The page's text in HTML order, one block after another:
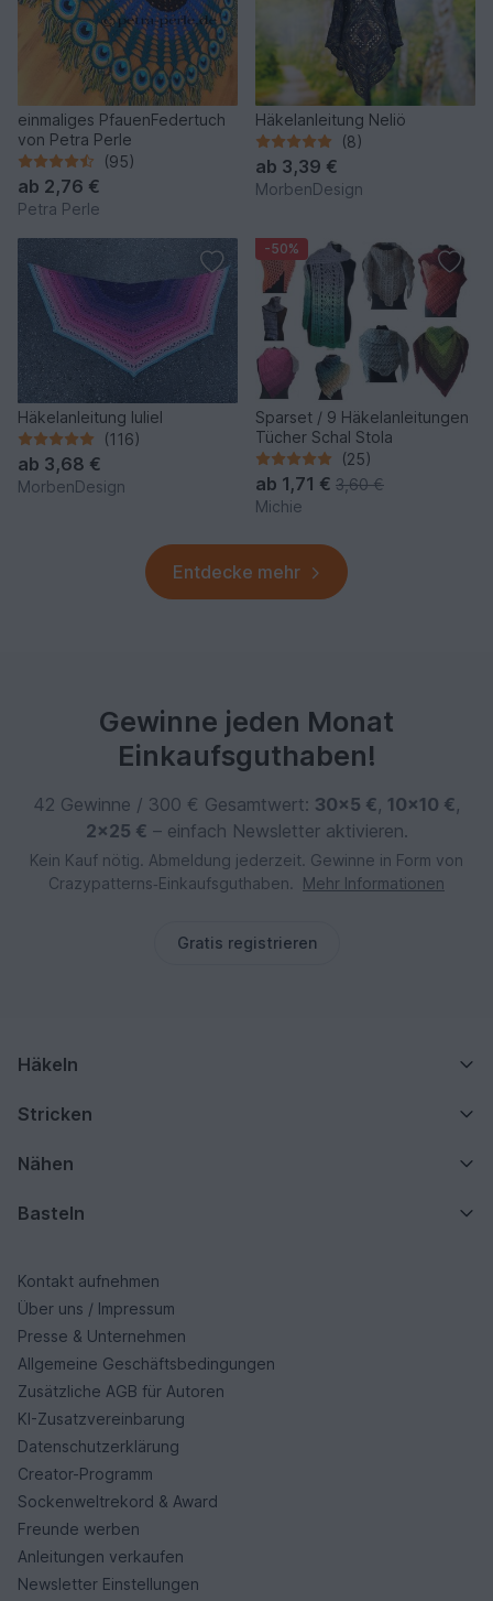
einmaliges PfauenFedertuch
von Petra Perle
(95)
ab 2,76 €
Petra Perle
Häkelanleitung Neliö
(8)
ab 3,39 €
MorbenDesign
Häkelanleitung Iuliel
(116)
ab 3,68 €
MorbenDesign
-50%
Sparset / 9 Häkelanleitungen
Tücher Schal Stola
(25)
ab 1,71 € 3,60 €
Michie
Entdecke mehr
Gewinne jeden Monat
Einkaufsguthaben!
42 Gewinne / 300 € Gesamtwert: 30×5 €, 10×10 €,
2×25 € – einfach Newsletter aktivieren.
Kein Kauf nötig. Abmeldung jederzeit. Gewinne in Form von
Crazypatterns‑Einkaufsguthaben.
Mehr Informationen
Gratis registrieren
Häkeln
Stricken
Nähen
Basteln
Kontakt aufnehmen
Über uns / Impressum
Presse & Unternehmen
Allgemeine Geschäftsbedingungen
Zusätzliche AGB für Autoren
KI-Zusatzvereinbarung
Datenschutzerklärung
Creator-Programm
Sockenweltrekord & Award
Freunde werben
Anleitungen verkaufen
Newsletter Einstellungen